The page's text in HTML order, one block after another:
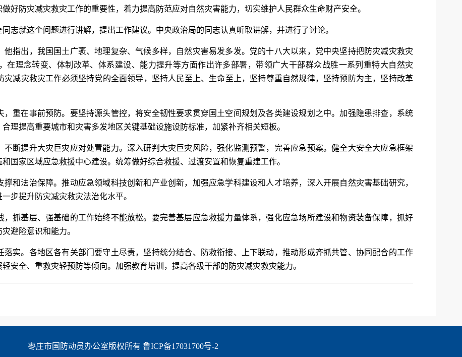
好防灾减灾救灾工作的重要性，着力提高防范应对自然灾害能力，切实维护人民群众生命财产安全。
志就这个问题进行讲解，提出工作建议。中央政治局的同志认真听取讲解，并进行了讨论。
指出，我国国土广袤、地理复杂、气候多样，自然灾害易发多发。党的十八大以来，党中央坚持把防灾减灾救灾
在理念转变、体制改革、体系建设、能力提升等方面作出许多部署，带领广大干部群众战胜一系列重特大自然灾
减灾救灾工作必须坚持党的全面领导，坚持人民至上、生命至上，坚持尊重自然规律，坚持预防为主，坚持改革
重在事前预防。要坚持源头管控，将安全韧性要求贯穿国土空间规划及各类建设规划之中。加强隐患排查，系统
理提高重要城市和灾害多发地区关键基础设施设防标准，加紧补齐相关短板。
断提升大灾巨灾应对处置能力。深入研判大灾巨灾风险，强化监测预警，完善应急预案。健全大安全大应急框架
国家区域应急救援中心建设。统筹做好综合救援、过渡安置和恢复重建工作。
和法治保障。推动应急领域科技创新和产业创新，加强应急学科建设和人才培养，深入开展自然灾害基础研究，
步提升防灾减灾救灾法治化水平。
抓基层、强基础的工作始终不能放松。要完善基层应急救援力量体系，强化应急场所建设和物资装备保障，抓好
避险意识和能力。
实。各地区各有关部门要守土尽责，坚持统分结合、防救衔接、上下联动，推动形成齐抓共管、协同配合的工作
安全、重救灾轻预防等倾向。加强教育培训，提高各级干部的防灾减灾救灾能力。
枣庄市国防动员办公室版权所有 鲁ICP备17031700号-2